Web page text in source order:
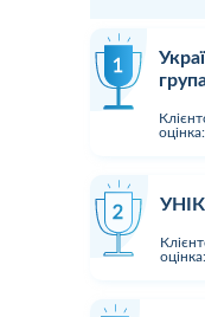
оцінка:
оцінка: